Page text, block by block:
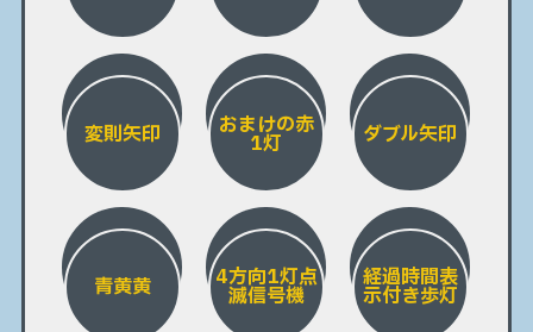
変則矢印 おまけの赤
1灯 ダブル矢印
青黄黄 4方向1灯点
滅信号機
経過時間表
示付き歩灯